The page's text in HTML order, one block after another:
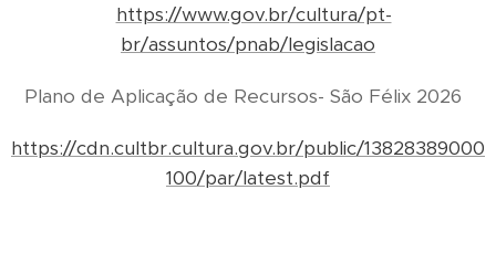
https://www.gov.br/cultura/pt-
br/assuntos/pnab/legislacao
Plano de Aplicação de Recursos- São Félix 2026
https://cdn.cultbr.cultura.gov.br/public/13828389000
100/par/latest.pdf